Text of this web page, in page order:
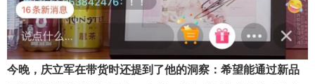
今晚，庆立军在带货时还提到了他的洞察：希望能通过新品